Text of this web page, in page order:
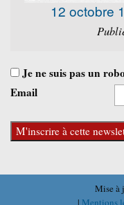
12 octobre
Je ne suis pas un
Email
Mise à
| Mentions